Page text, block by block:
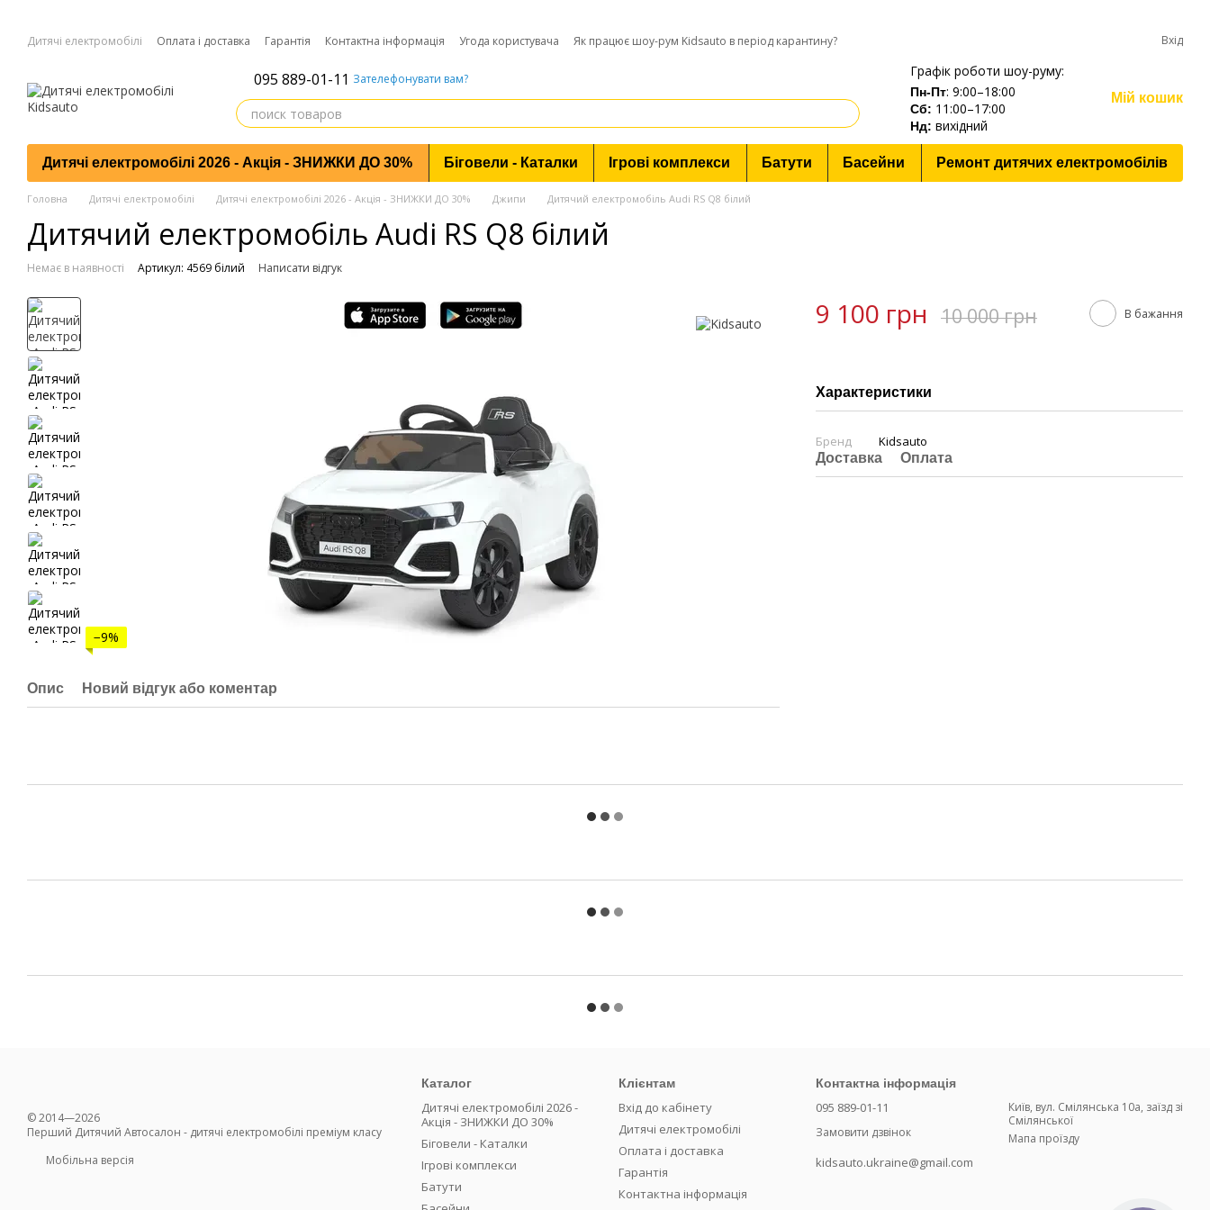
Дитячі електромобілі Оплата і доставка Гарантія Контактна інформація Угода користувача Як працює шоу-рум Kidsauto в період карантину? Вхід
095 889-01-11 Зателефонувати вам? Графік роботи шоу-руму:
Пн-Пт: 9:00–18:00
Cб: 11:00–17:00
Нд: вихідний
Мій кошик
Дитячі електромобілі 2026 - Акція - ЗНИЖКИ ДО 30% Біговели - Каталки Ігрові комплекси Батути Басейни Ремонт дитячих електромобілів
Головна Дитячі електромобілі Дитячі електромобілі 2026 - Акція - ЗНИЖКИ ДО 30% Джипи Дитячий електромобіль Audi RS Q8 білий
Дитячий електромобіль Audi RS Q8 білий
Немає в наявності Артикул: 4569 білий Написати відгук
−9%
Опис Новий відгук або коментар
9 100 грн 10 000 грн В бажання
Характеристики
Бренд Kidsauto
Доставка Оплата
© 2014—2026
Перший Дитячий Автосалон - дитячі електромобілі преміум класу
Мобільна версія
Каталог
Дитячі електромобілі 2026 -
Акція - ЗНИЖКИ ДО 30%
Біговели - Каталки
Ігрові комплекси
Батути
Клієнтам
Вхід до кабінету
Дитячі електромобілі
Оплата і доставка
Гарантія
Контактна інформація
Контактна інформація
095 889-01-11
Замовити дзвінок
kidsauto.ukraine@gmail.com
Київ, вул. Смілянська 10а, заїзд зі
Смілянської
Мапа проїзду